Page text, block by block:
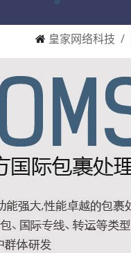
皇家网络科技